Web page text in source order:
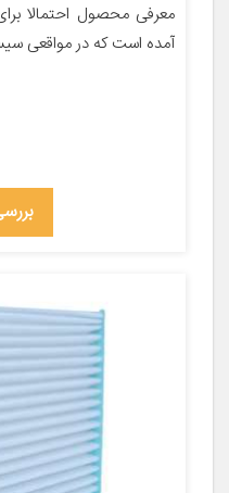
معرفی محصول احتمالا
آمده است که در مواقعی